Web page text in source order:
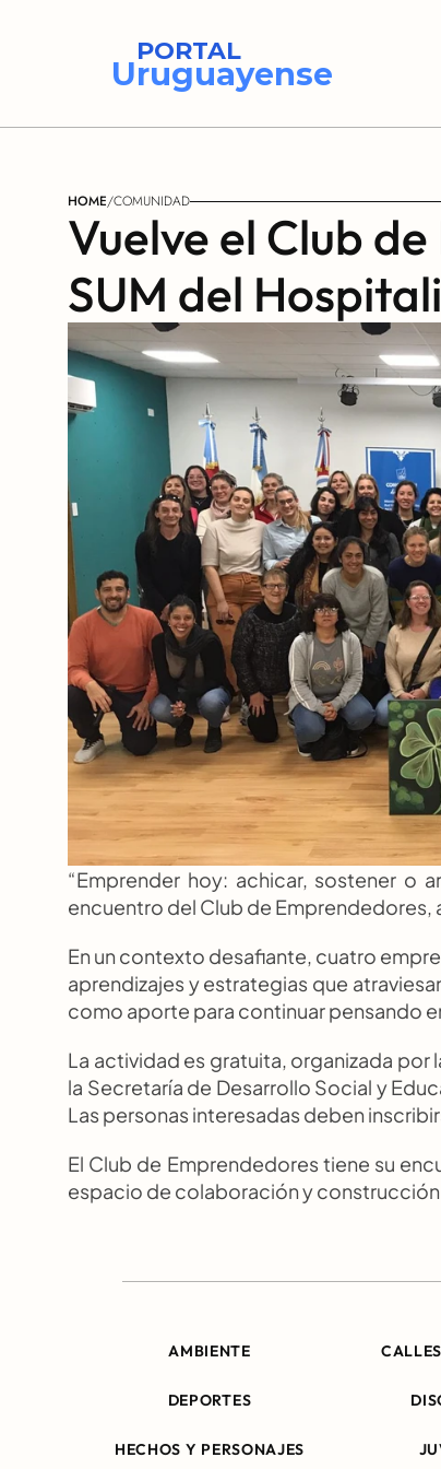
PORTAL
Uruguayense
HOME/COMUNIDAD
Vuelve el Club
SUM del
“Emprender hoy: achicar, sostener o
encuentro del Club de Emprendedores,
En un contexto desafiante, cuatro
aprendizajes y estrategias que
como aporte para continuar pensando
La actividad es gratuita, organizada
la Secretaría de Desarrollo Social y
Las personas interesadas deben
El Club de Emprendedores tiene su
espacio de colaboración y
AMBIENTE
DEPORTES
HECHOS Y PERSONAJES